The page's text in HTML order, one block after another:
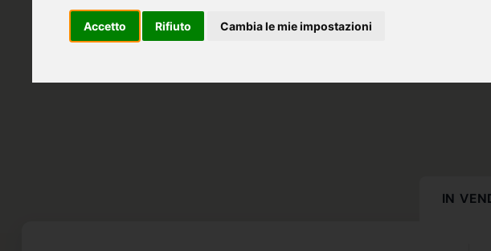
Accetto Rifiuto Cambia le mie impostazioni
IN